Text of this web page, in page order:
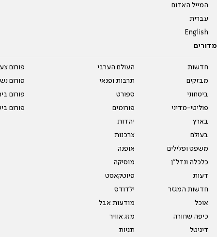
המייל האדום
עברית
English
מדורים
חדשות
מבזקים
ביטחוני
פוליטי-מדיני
בארץ
בעולם
משפט ופלילים
כלכלה ונדל"ן
דעות
חדשות המגזר
אוכל
כיפה שחורה
דיגיטל
העולם הערבי
תרבות ופנאי
ספורט
פורומים
יהדות
צרכנות
אופנה
מוסיקה
פיוטקאסט
ילדודס
מודעות אבל
מזג אוויר
תגיות
פורום
פורום
פורום
פורום